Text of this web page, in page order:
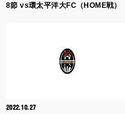
8節 vs環太平洋大FC（HOME戦）
2022.10.27